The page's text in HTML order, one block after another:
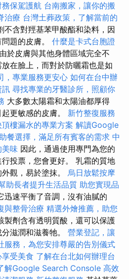
保駕護航 台南搬家，讓你的搬
治療 台灣土葬政策，了解當前的
不含對羥基苯甲酸酯和染料，因
題的皮膚。 什麼是卡式台胞證
由於皮膚與其他身體區域完全不
在臉上，而對於防曬霜也是如
，專業服務更安心 如何在台中辦
訊 尋找專業的牙醫診所，照顧你
大多數太陽霜和太陽油都厚得
更敏感的皮膚。 新竹整復服務
樓漏水的專業方案 解讀Google
餐選擇，滿足所有賓客的需求 中
美味 因此，通過使用專門為您的
投票，您會更好。 乳霜的質地
觀，易於塗抹。 烏日放鬆按摩
助長者提升生活品質 助您實現品
迅速平衡了音調，沒有油膩的
與整骨治療 精選外燴推薦，助您
製劑含有透明質酸，還可以保護
滋潤和滋養牠。 營業登記，讓
服務，為您安排尊嚴的告別儀式
受美食 了解在台北如何辦理台
解Google Search Console 高效